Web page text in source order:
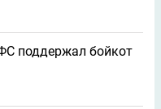
поддержал бойкот